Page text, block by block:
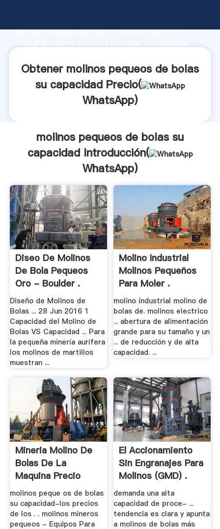
de investigación avanzada y excelente servicio,
clientes.
Obtener molinos pequeos de bolas
su capacidad Precio(
WhatsApp)
molinos pequeos de bolas su
capacidad Introducción(
WhatsApp)
Diseo De Molinos
De Bola Pequeos
Oro - Boulder .
Diseño de Molinos de
Bolas ... 28 Jun 2016 1
Capacidad del Molino de
Bolas VS Capacidad ... Para
la pequeña minería aurífera
los molinos de martillos
muestran ...
Molino Industrial
Molinos Pequeños
Para Moler .
molino industrial molino de
bolas de. molinos electrico
... abertura de alimentación
grande para su tamaño y un
... de reducción y de alta
capacidad. ...
Mineria Molino De
Bolas De La
Maquina Precio
1ton
molinos peque os de bolas
su capacidad-los precios
de los . . molinos mineros
pequeos - Equipos Para
El Accionamiento
Sin Engranajes Para
Molinos (GMD) .
demanda una alta
capacidad de proce- ...
tendencia es clara y apunta
a molinos de bolas más